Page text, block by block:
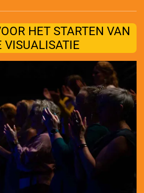
HET STARTEN VAN
VISUALISATIE